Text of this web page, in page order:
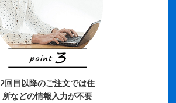
2回目以降のご注文では住
所などの情報入力が不要